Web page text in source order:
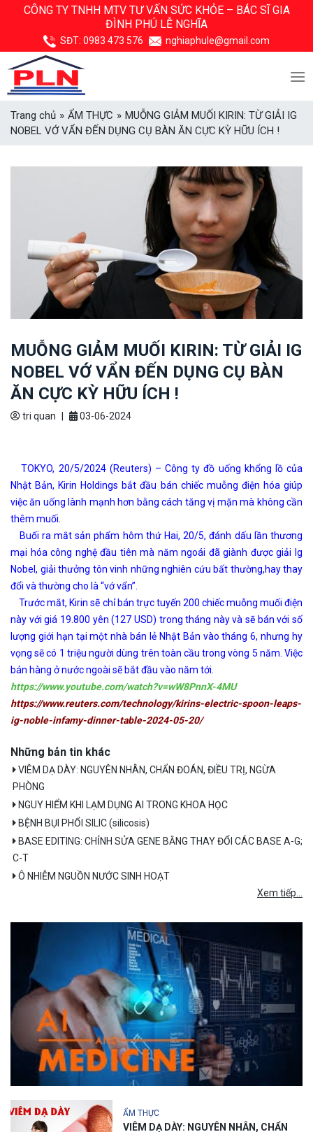
CÔNG TY TNHH MTV TƯ VẤN SỨC KHỎE – BÁC SĨ GIA
ĐÌNH PHÚ LỄ NGHĨA
SĐT: 0983 473 576 nghiaphule@gmail.com
Trang chủ » ẨM THỰC » MUỖNG GIẢM MUỐI KIRIN: TỪ GIẢI IG
NOBEL VỚ VẨN ĐẾN DỤNG CỤ BÀN ĂN CỰC KỲ HỮU ÍCH !
MUỖNG GIẢM MUỐI KIRIN: TỪ GIẢI IG
NOBEL VỚ VẨN ĐẾN DỤNG CỤ BÀN
ĂN CỰC KỲ HỮU ÍCH !
tri quan 03-06-2024
TOKYO, 20/5/2024 (Reuters) – Công ty đồ uống khổng lồ của
Nhật Bản, Kirin Holdings bắt đầu bán chiếc muỗng điện hóa giúp
việc ăn uống lành mạnh hơn bằng cách tăng vị mặn mà không cần
thêm muối.
Buổi ra mắt sản phẩm hôm thứ Hai, 20/5, đánh dấu lần thương
mại hóa công nghệ đầu tiên mà năm ngoái đã giành được giải Ig
Nobel, giải thưởng tôn vinh những nghiên cứu bất thường,hay thay
đổi và thường cho là “vớ vẩn”.
Trước mắt, Kirin sẽ chỉ bán trực tuyến 200 chiếc muỗng muối điện
này với giá 19.800 yên (127 USD) trong tháng này và sẽ bán với số
lượng giới hạn tại một nhà bán lẻ Nhật Bản vào tháng 6, nhưng hy
vọng sẽ có 1 triệu người dùng trên toàn cầu trong vòng 5 năm. Việc
bán hàng ở nước ngoài sẽ bắt đầu vào năm tới.
https://www.youtube.com/watch?v=wW8PnnX-4MU
https://www.reuters.com/technology/kirins-electric-spoon-leaps-
ig-noble-infamy-dinner-table-2024-05-20/
Những bản tin khác
VIÊM DẠ DÀY: NGUYÊN NHÂN, CHẨN ĐOÁN, ĐIỀU TRỊ, NGỪA
PHÒNG
NGUY HIỂM KHI LẠM DỤNG AI TRONG KHOA HỌC
BỆNH BỤI PHỔI SILIC (silicosis)
BASE EDITING: CHỈNH SỬA GENE BẰNG THAY ĐỔI CÁC BASE A-G;
C-T
Ô NHIỄM NGUỒN NƯỚC SINH HOẠT
Xem tiếp...
ẨM THỰC
VIÊM DẠ DÀY: NGUYÊN NHÂN, CHẨN